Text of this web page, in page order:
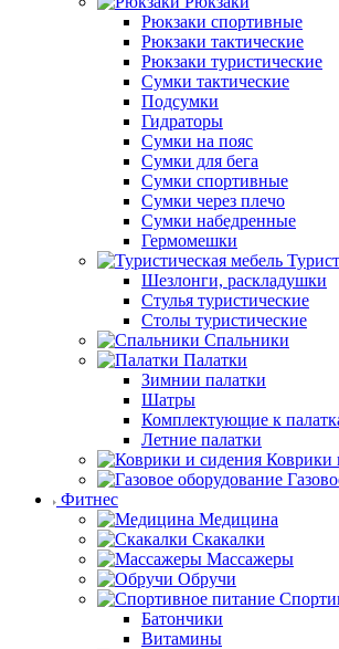
Рюкзаки спортивные
Рюкзаки тактические
Рюкзаки туристические
Сумки тактические
Подсумки
Гидраторы
Сумки на пояс
Сумки для бега
Сумки спортивные
Сумки через плечо
Сумки набедренные
Гермомешки
Шезлонги, раскладушки
Стулья туристические
Столы туристические
Спальники
Палатки
Зимнии палатки
Шатры
Комплектующие к
Летние палатки
Коврики
Фитнес
Медицина
Скакалки
Массажеры
Обручи
Батончики
Витамины